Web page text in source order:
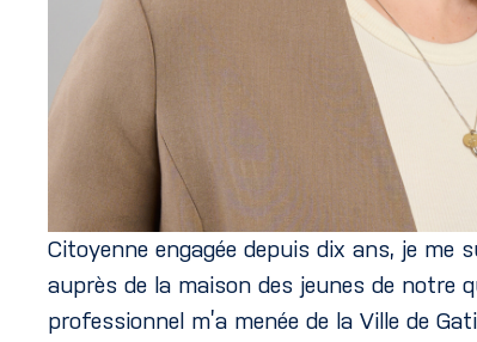
Citoyenne engagée depuis dix ans, je me
auprès de la maison des jeunes de notre
professionnel m’a menée de la Ville de